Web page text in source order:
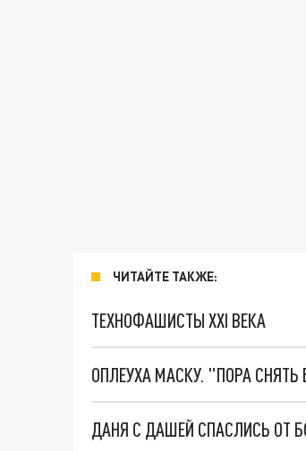
ЧИТАЙТЕ ТАКЖЕ:
ТЕХНОФАШИСТЫ XXI ВЕКА
ОПЛЕУХА МАСКУ. "ПОРА СНЯТЬ
ДАНЯ С ДАШЕЙ СПАСЛИСЬ ОТ